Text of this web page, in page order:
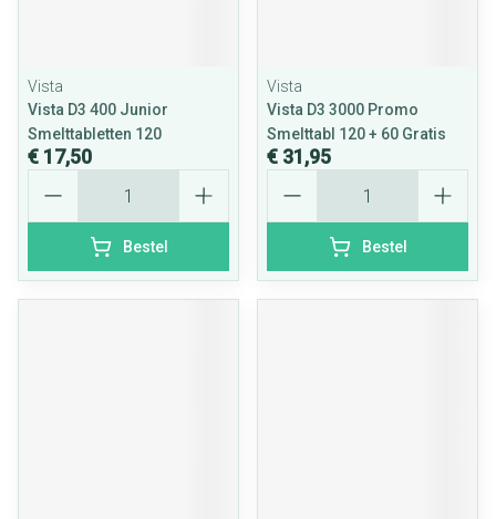
Vista
Vista D3 400 Junior
Smelttabletten 120
€ 17,50
Bestel
Vista
Vista D3 3000 Promo
Smelttabl 120 + 60 Gratis
€ 31,95
Bestel